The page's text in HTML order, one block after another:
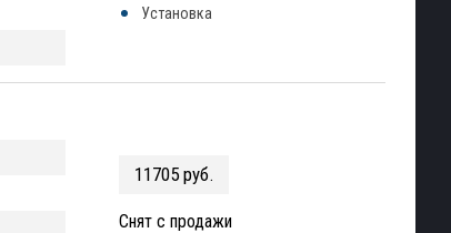
Установка
11705 руб.
Снят с продажи